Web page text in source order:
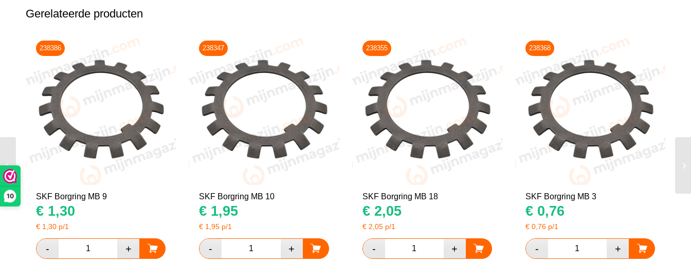
10
Gerelateerde producten
238386
SKF Borgring MB 9
€ 1,30
€ 1,30 p/1
238347
SKF Borgring MB 10
€ 1,95
€ 1,95 p/1
238355
SKF Borgring MB 18
€2,05
€ 2,05p/1
238368
SKF Borgring MB 3
€0,76
€ 0,76p/1
SKF Borgring MB 6